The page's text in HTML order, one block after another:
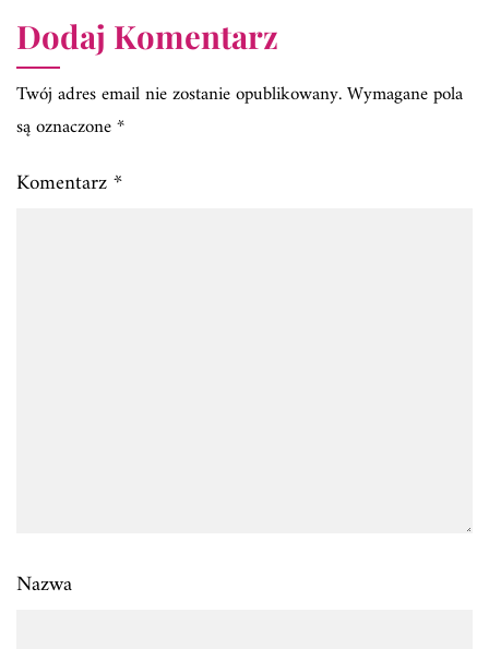
Dodaj Komentarz
Twój adres email nie zostanie opublikowany.Wymagane pola
są oznaczone*
Komentarz*
Nazwa